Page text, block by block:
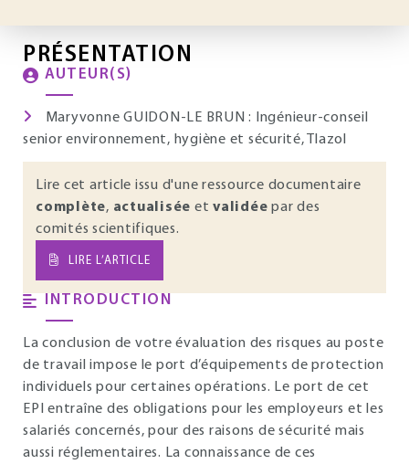
PRÉSENTATION
AUTEUR(S)
Maryvonne GUIDON-LE BRUN : Ingénieur-conseil
senior environnement, hygiène et sécurité, Tlazol
Lire cet article issu d'une ressource documentaire
complète, actualisée et validée par des
comités scientifiques.
LIRE L’ARTICLE
INTRODUCTION
La conclusion de votre évaluation des risques au poste
de travail impose le port d’équipements de protection
individuels pour certaines opérations. Le port de cet
EPI entraîne des obligations pour les employeurs et les
salariés concernés, pour des raisons de sécurité mais
aussi réglementaires. La connaissance de ces